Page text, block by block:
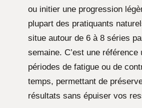
ou initier une progression
plupart des pratiquants
situe autour de 6 à 8 séries
semaine. C’est une référence
périodes de fatigue ou de
temps, permettant de
résultats sans épuiser vos